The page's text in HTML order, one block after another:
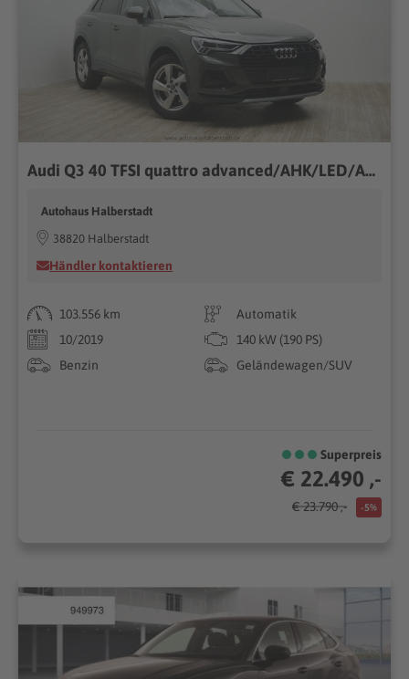
Audi Q3 40 TFSI quattro advanced/AHK/LED/ACC/FPK/Keyl
Autohaus Halberstadt
38820 Halberstadt
Händler kontaktieren
103.556 km
Automatik
10/2019
140 kW (190 PS)
Benzin
Geländewagen/SUV
Superpreis
€ 22.490 ,-
€ 23.790 ,- -5%